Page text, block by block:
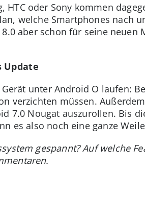
HTC oder Sony kommen
welche Smartphones nach
aber schon für seine neuen
Update
unter Android O laufen:
verzichten müssen.
7.0 Nougat auszurollen. Bis
es also noch eine ganze
gespannt? Auf welche